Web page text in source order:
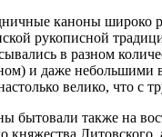
каноны широко
рукописной
в разном
и даже небольшими
велико, что с
бытовали также на